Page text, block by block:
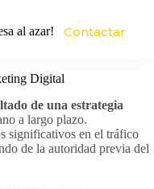
al azar! Contactar
Digital
de una estrategia
a largo plazo.
significativos en el tráfico
de la autoridad previa del